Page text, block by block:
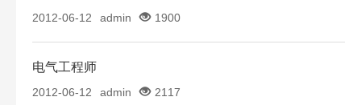
2012-06-12 admin 1900
电气工程师
2012-06-12 admin 2117